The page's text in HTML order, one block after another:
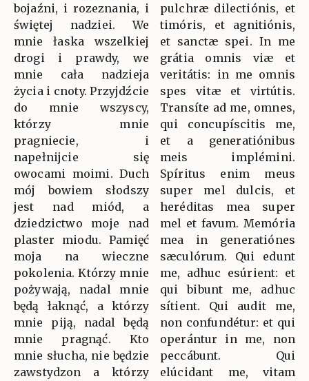
bojaźni, i rozeznania, i
świętej nadziei. We
mnie łaska wszelkiej
drogi i prawdy, we
mnie cała nadzieja
życia i cnoty. Przyjdźcie
do mnie wszyscy,
którzy mnie
pragniecie, i
napełnijcie się
owocami moimi. Duch
mój bowiem słodszy
jest nad miód, a
dziedzictwo moje nad
plaster miodu. Pamięć
moja na wieczne
pokolenia. Którzy mnie
pożywają, nadal mnie
będą łaknąć, a którzy
mnie piją, nadal będą
mnie pragnąć. Kto
mnie słucha, nie będzie
zawstydzon a którzy
pulchræ dilectiónis, et
timóris, et agnitiónis,
et sanctæ spei. In me
grátia omnis viæ et
veritátis: in me omnis
spes vitæ et virtútis.
Transíte ad me, omnes,
qui concupíscitis me,
et a generatiónibus
meis implémini.
Spíritus enim meus
super mel dulcis, et
heréditas mea super
mel et favum. Memória
mea in generatiónes
sæculórum. Qui edunt
me, adhuc esúrient: et
qui bibunt me, adhuc
sítient. Qui audit me,
non confundétur: et qui
operántur in me, non
peccábunt. Qui
elúcidant me, vitam